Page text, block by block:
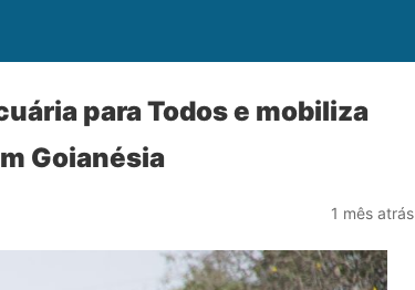
para Todos e mobiliza
Goianésia
1 mês atrás